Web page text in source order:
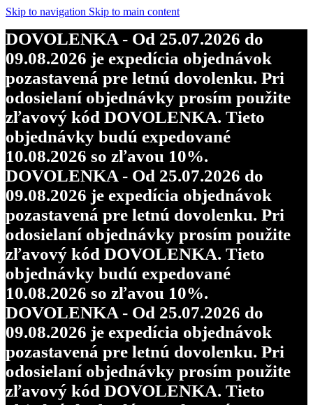
Skip to navigation Skip to main content
DOVOLENKA - Od 25.07.2026 do
09.08.2026 je expedícia objednávok
pozastavená pre letnú dovolenku. Pri
odosielaní objednávky prosím použite
zľavový kód DOVOLENKA. Tieto
objednávky budú expedované
10.08.2026 so zľavou 10%.
DOVOLENKA - Od 25.07.2026 do
09.08.2026 je expedícia objednávok
pozastavená pre letnú dovolenku. Pri
odosielaní objednávky prosím použite
zľavový kód DOVOLENKA. Tieto
objednávky budú expedované
10.08.2026 so zľavou 10%.
DOVOLENKA - Od 25.07.2026 do
09.08.2026 je expedícia objednávok
pozastavená pre letnú dovolenku. Pri
odosielaní objednávky prosím použite
zľavový kód DOVOLENKA. Tieto